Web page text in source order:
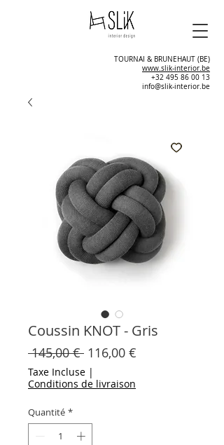
TOURNAI & BRUNEHAUT (BE)
www.slik-interior.be
+32 495 86 00 13
info@slik-interior.be
Coussin KNOT - Gris
145,00 € Prix
original
116,00 €
Taxe Incluse |
Conditions de livraison
Quantité *